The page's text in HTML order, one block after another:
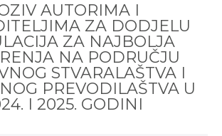
AUTORIMA I
ZA DODJELU
ZA NAJBOLJA
NA PODRUČJU
STVARALAŠTVA I
PREVODILAŠTVA U
I 2025. GODINI